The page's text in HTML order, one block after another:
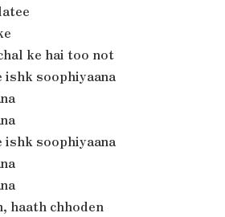
ke hai too not
ishk soophiyaana
ishk soophiyaana
haath chhoden